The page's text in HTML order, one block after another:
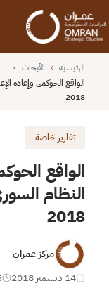
الرئيسية › الأبحاث ›
الواقع الحوكمي وإعادة
2018
تقارير خاصة
الواقع
النظام
2018
مركز عمران
14 ديسمبر 2018